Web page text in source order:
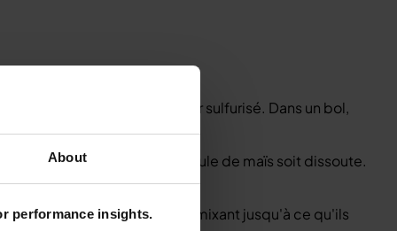
About
performance insights.
plaque à pâtisserie de papier sulfurisé. Dans un bol,
jusqu'à ce que toute la fécule de maïs soit dissoute.
four pendant 25 minutes.
dans le ninja et en mixant jusqu'à ce qu'ils